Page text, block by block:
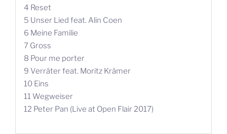
4 Reset
5 Unser Lied feat. Alin Coen
6 Meine Familie
7 Gross
8 Pour me porter
9 Verräter feat. Moritz Krämer
10 Eins
11 Wegweiser
12 Peter Pan (Live at Open Flair 2017)